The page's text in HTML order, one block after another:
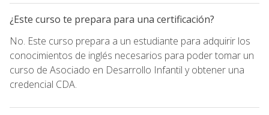
¿Este curso te prepara para una certificación?
No. Este curso prepara a un estudiante para adquirir los
conocimientos de inglés necesarios para poder tomar un
curso de Asociado en Desarrollo Infantil y obtener una
credencial CDA.